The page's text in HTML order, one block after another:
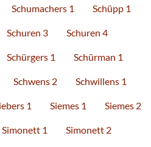
Schumachers 1 Schüpp 1
Schuren 3 Schuren 4
Schürgers 1 Schürman 1
Schwens 2 Schwillens 1
1 Siemes 1 Siemes 2
Simonett 1 Simonett 2